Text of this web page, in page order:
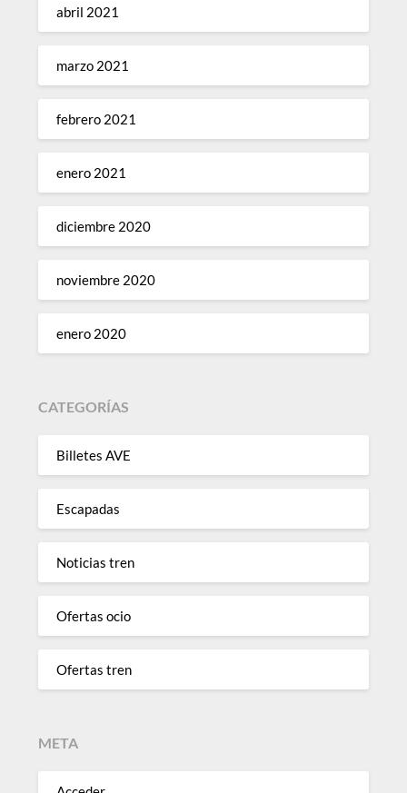
abril 2021
marzo 2021
febrero 2021
enero 2021
diciembre 2020
noviembre 2020
enero 2020
CATEGORÍAS
Billetes AVE
Escapadas
Noticias tren
Ofertas ocio
Ofertas tren
META